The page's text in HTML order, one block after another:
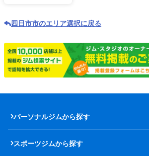
四日市市のエリア選択に戻る
パーソナルジムから探す
スポーツジムから探す